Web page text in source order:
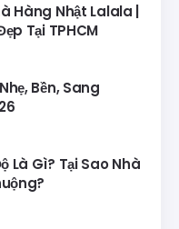
Hàng Nhật Lalala |
Tại TPHCM
Bền, Sang
Là Gì? Tại Sao Nhà